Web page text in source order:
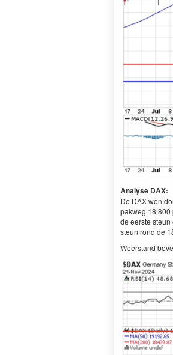
Analyse DAX:
De DAX won
pakweg 18.800
de eerste
steun rond de
Weerstand